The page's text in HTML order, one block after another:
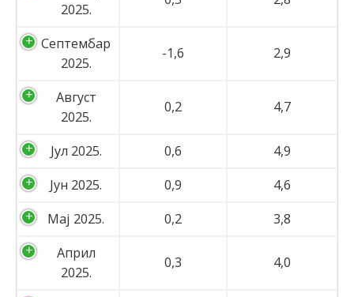
2025.
Септембар
2025.
-1,6 2,9
Август
2025.
0,2 4,7
Јул 2025. 0,6
4,9
Јун 2025.
0,9
4,6
Мај 2025.
0,2
3,8
Април
2025.
0,3 4,0